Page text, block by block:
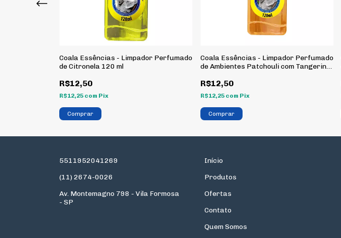
Coala Essências - Limpador Perfumado
de Citronela 120 ml
R$12,50
R$12,25 com Pix
Coala Essências - Limpador Perfumado
de Ambientes Patchouli com Tangerina
R$12,50
R$12,25 com Pix
5511952041269
(11) 2674-0026
Av. Montemagno 798 - Vila Formosa
- SP
Início
Produtos
Ofertas
Contato
Quem Somos